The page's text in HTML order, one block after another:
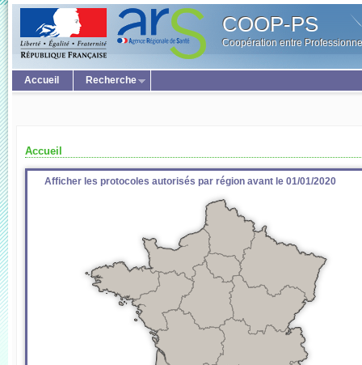
COOP-PS
Coopération entre
Accueil Recherche
Accueil
Afficher les protocoles autorisés par région avant le 01/01/2020